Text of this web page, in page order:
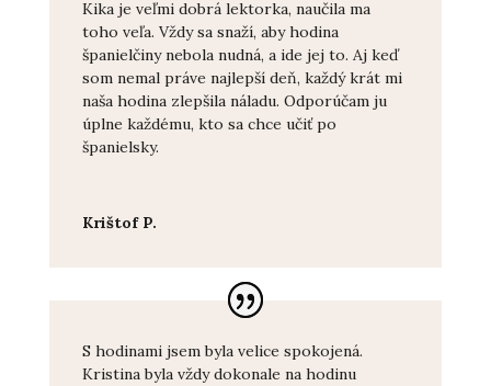
Kika je veľmi dobrá lektorka, naučila ma
toho veľa. Vždy sa snaží, aby hodina
španielčiny nebola nudná, a ide jej to. Aj keď
som nemal práve najlepší deň, každý krát mi
naša hodina zlepšila náladu. Odporúčam ju
úplne každému, kto sa chce učiť po
španielsky.
Krištof P.
S hodinami jsem byla velice spokojená.
Kristina byla vždy dokonale na hodinu